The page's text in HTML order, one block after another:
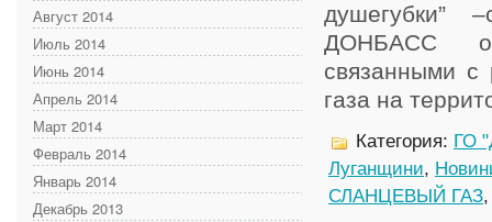
Август 2014
Июль 2014
Июнь 2014
Апрель 2014
Март 2014
Февраль 2014
Январь 2014
Декабрь 2013
душегубки”
ДОНБАСС
связанными с
газа на
Категория: ГО
Луганщини,
СЛАНЦЕВЫЙ ГАЗ